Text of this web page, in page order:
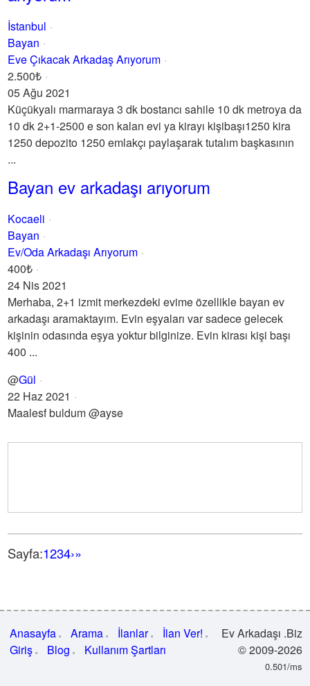
İstanbul
Bayan
Eve Çıkacak Arkadaş Arıyorum
2.500₺
05 Ağu 2021
Küçükyalı marmaraya 3 dk bostancı sahile 10 dk metroya da
10 dk 2+1-2500 e son kalan evi ya kirayı kişibaşı1250 kira
1250 depozito 1250 emlakçı paylaşarak tutalım başkasının
...
Bayan ev arkadaşı arıyorum
Kocaeli
Bayan
Ev/Oda Arkadaşı Arıyorum
400₺
24 Nis 2021
Merhaba, 2+1 izmit merkezdeki evime özellikle bayan ev
arkadaşı aramaktayım. Evin eşyaları var sadece gelecek
kişinin odasında eşya yoktur bilginize. Evin kirası kişi başı
400 ...
@Gül
22 Haz 2021
Maalesf buldum @ayse
Sayfa:1234›»
Anasayfa Arama İlanlar
İlan Ver!
Giriş
Blog Kullanım Şartları
Ev Arkadaşı .Biz
© 2009-2026
0.501/ms